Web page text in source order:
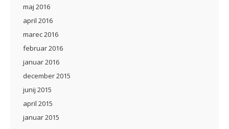
maj 2016
april 2016
marec 2016
februar 2016
januar 2016
december 2015
junij 2015
april 2015
januar 2015